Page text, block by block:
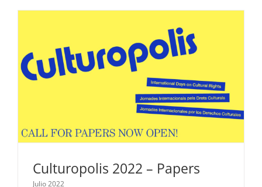
Culturopolis 2022 – Papers
Julio 2022